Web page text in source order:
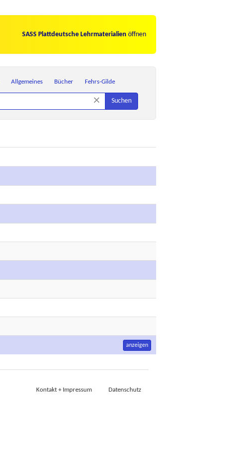
SASS Plattdeutsche Lehrmaterialien öffnen
Allgemeines Bücher Fehrs-Gilde
× Suchen
anzeigen
Kontakt + Impressum
Datenschutz